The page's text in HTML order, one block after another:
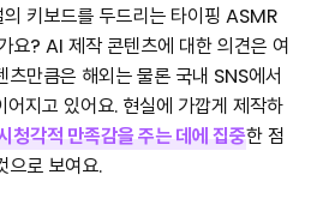
키보드를 두드리는 타이핑 ASMR
요? AI 제작 콘텐츠에 대한 의견은 여
만큼은 해외는 물론 국내 SNS에서
어지고 있어요. 현실에 가깝게 제작하
청각적 만족감을 주는 데에 집중한 점
으로 보여요.